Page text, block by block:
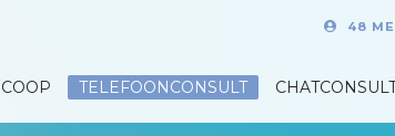
48
TELEFOONCONSULT